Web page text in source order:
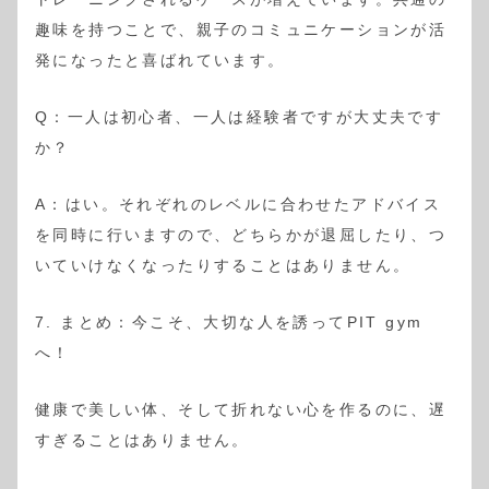
趣味を持つことで、親子のコミュニケーションが活
発になったと喜ばれています。
Q：一人は初心者、一人は経験者ですが大丈夫です
か？
A：はい。それぞれのレベルに合わせたアドバイス
を同時に行いますので、どちらかが退屈したり、つ
いていけなくなったりすることはありません。
7. まとめ：今こそ、大切な人を誘ってPIT gym
へ！
健康で美しい体、そして折れない心を作るのに、遅
すぎることはありません。